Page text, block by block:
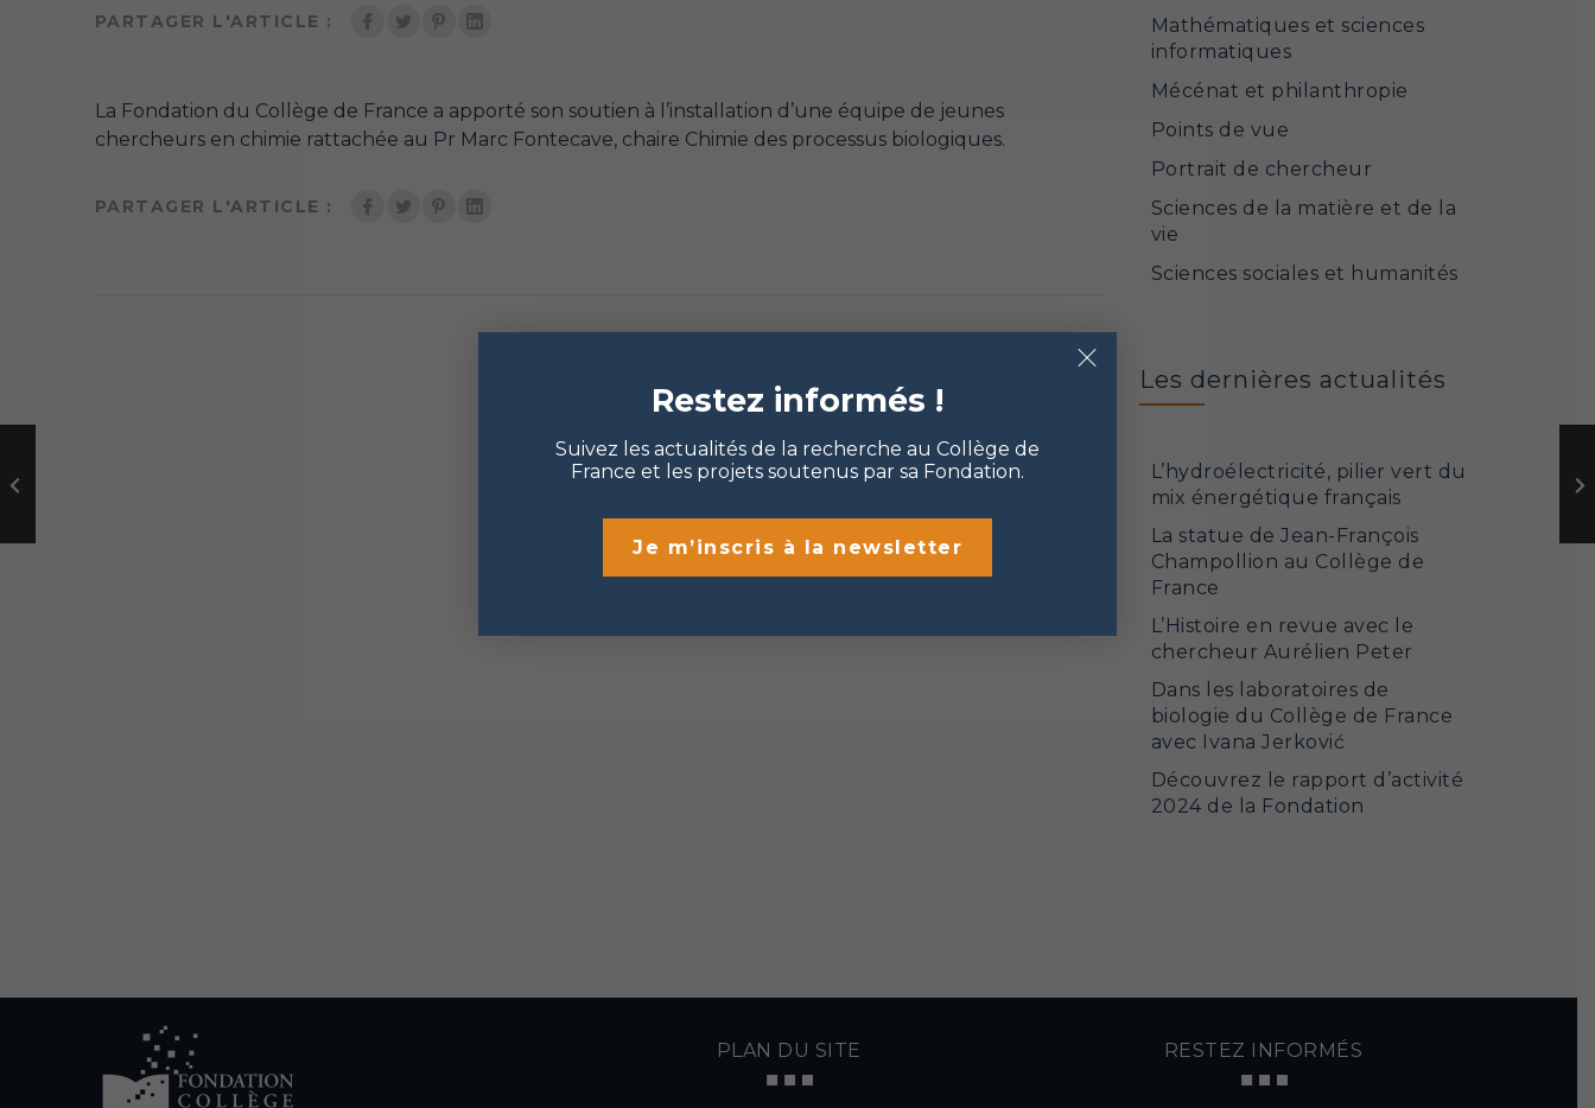
PARTAGER L'ARTICLE :
La Fondation du Collège de France a apporté son soutien à l’installation d’une équipe de jeunes
chercheurs en chimie rattachée au Pr Marc Fontecave, chaire Chimie des processus biologiques.
PARTAGER L'ARTICLE :
Mathématiques et sciences
informatiques
Mécénat et philanthropie
Points de vue
Portrait de chercheur
Sciences de la matière et de la
vie
Sciences sociales et humanités
Les dernières actualités
L’hydroélectricité, pilier vert du
mix énergétique français
La statue de Jean-François
Champollion au Collège de
France
L’Histoire en revue avec le
chercheur Aurélien Peter
Dans les laboratoires de
biologie du Collège de France
avec Ivana Jerković
Découvrez le rapport d’activité
2024 de la Fondation
PLAN DU SITE RESTEZ INFORMÉS
Restez informés !
Suivez les actualités de la recherche au Collège de
France et les projets soutenus par sa Fondation.
Je m’inscris à la newsletter
×